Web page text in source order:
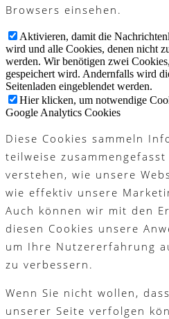
Browsers einsehen.
Aktivieren, damit die
wird und alle Cookies, denen nicht
werden. Wir benötigen zwei
gespeichert wird. Andernfalls wird
Seitenladen eingeblendet werden.
Hier klicken, um notwendige
Google Analytics Cookies
Diese Cookies sammeln
teilweise
verstehen, wie unsere
wie effektiv unsere
Auch können wir mit den
diesen Cookies unsere
um Ihre Nutzererfahrung
zu verbessern.
Wenn Sie nicht wollen,
unserer Seite verfolgen